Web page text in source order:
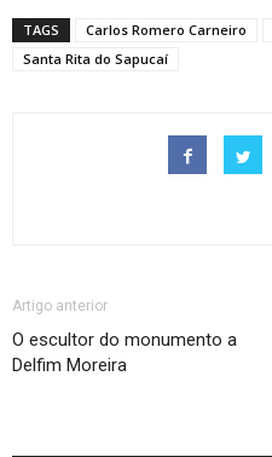
TAGS Carlos Romero Carneiro
Santa Rita do Sapucaí
Artigo anterior
O escultor do monumento a
Delfim Moreira